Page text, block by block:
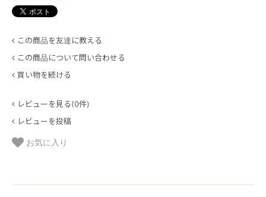
この商品を友達に教える
この商品について問い合わせる
買い物を続ける
レビューを見る(0件)
レビューを投稿
お気に入り